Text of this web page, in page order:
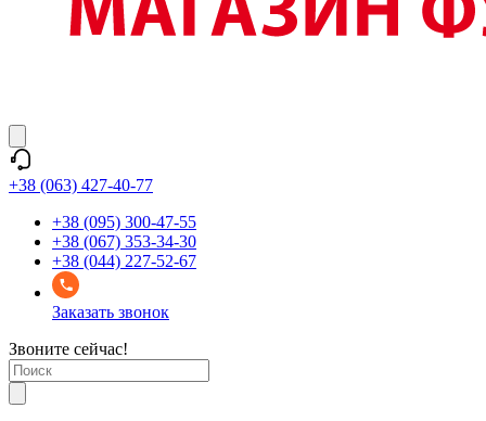
+38 (063) 427-40-77
+38 (095) 300-47-55
+38 (067) 353-34-30
+38 (044) 227-52-67
Заказать звонок
Звоните сейчас!